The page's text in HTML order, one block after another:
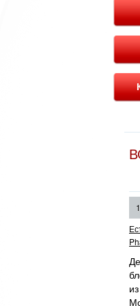
1